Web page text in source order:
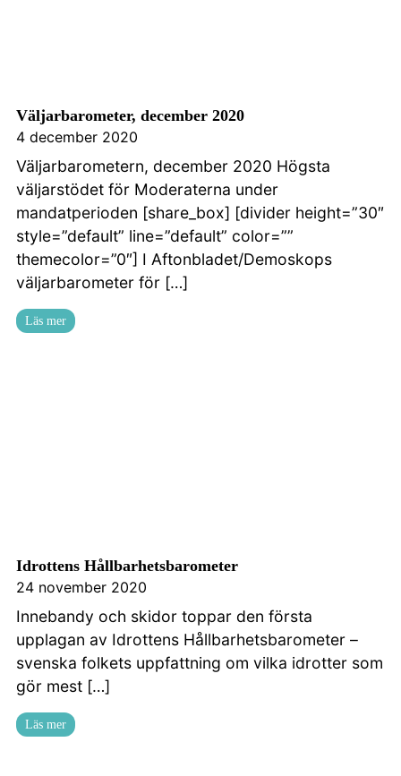
Väljarbarometer, december 2020
4 december 2020
Väljarbarometern, december 2020 Högsta
väljarstödet för Moderaterna under
mandatperioden [share_box] [divider height=”30″
style=”default” line=”default” color=””
themecolor=”0″] I Aftonbladet/Demoskops
väljarbarometer för […]
Läs mer
Idrottens Hållbarhetsbarometer
24 november 2020
Innebandy och skidor toppar den första
upplagan av Idrottens Hållbarhetsbarometer –
svenska folkets uppfattning om vilka idrotter som
gör mest […]
Läs mer